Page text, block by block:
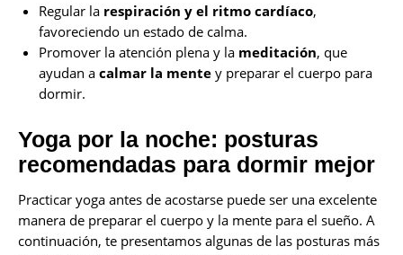
Regular la respiración y el ritmo cardíaco,
favoreciendo un estado de calma.
Promover la atención plena y la meditación, que
ayudan a calmar la mentey preparar el cuerpo para
dormir.
Yoga por la noche: posturas
recomendadas para dormir mejor
Practicar yoga antes de acostarse puede ser una excelente
manera de preparar el cuerpo y la mente para el sueño. A
continuación, te presentamos algunas de las posturas más